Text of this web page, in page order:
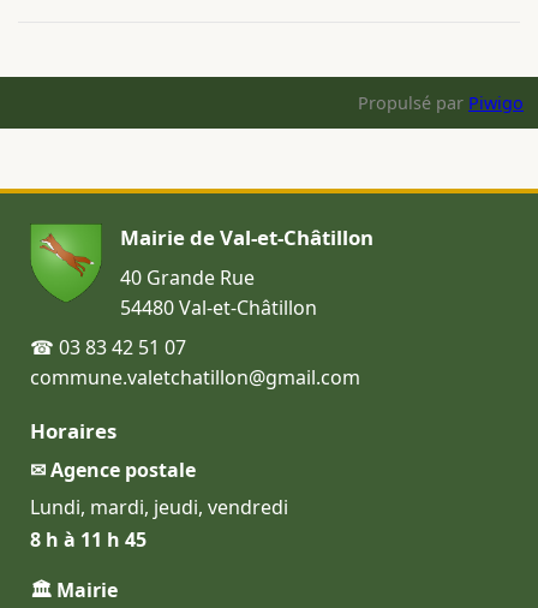
Propulsé par Piwigo
Mairie de Val-et-Châtillon
40 Grande Rue
54480 Val-et-Châtillon
☎ 03 83 42 51 07
commune.valetchatillon@gmail.com
Horaires
✉ Agence postale
Lundi, mardi, jeudi, vendredi
8 h à 11 h 45
🏛 Mairie